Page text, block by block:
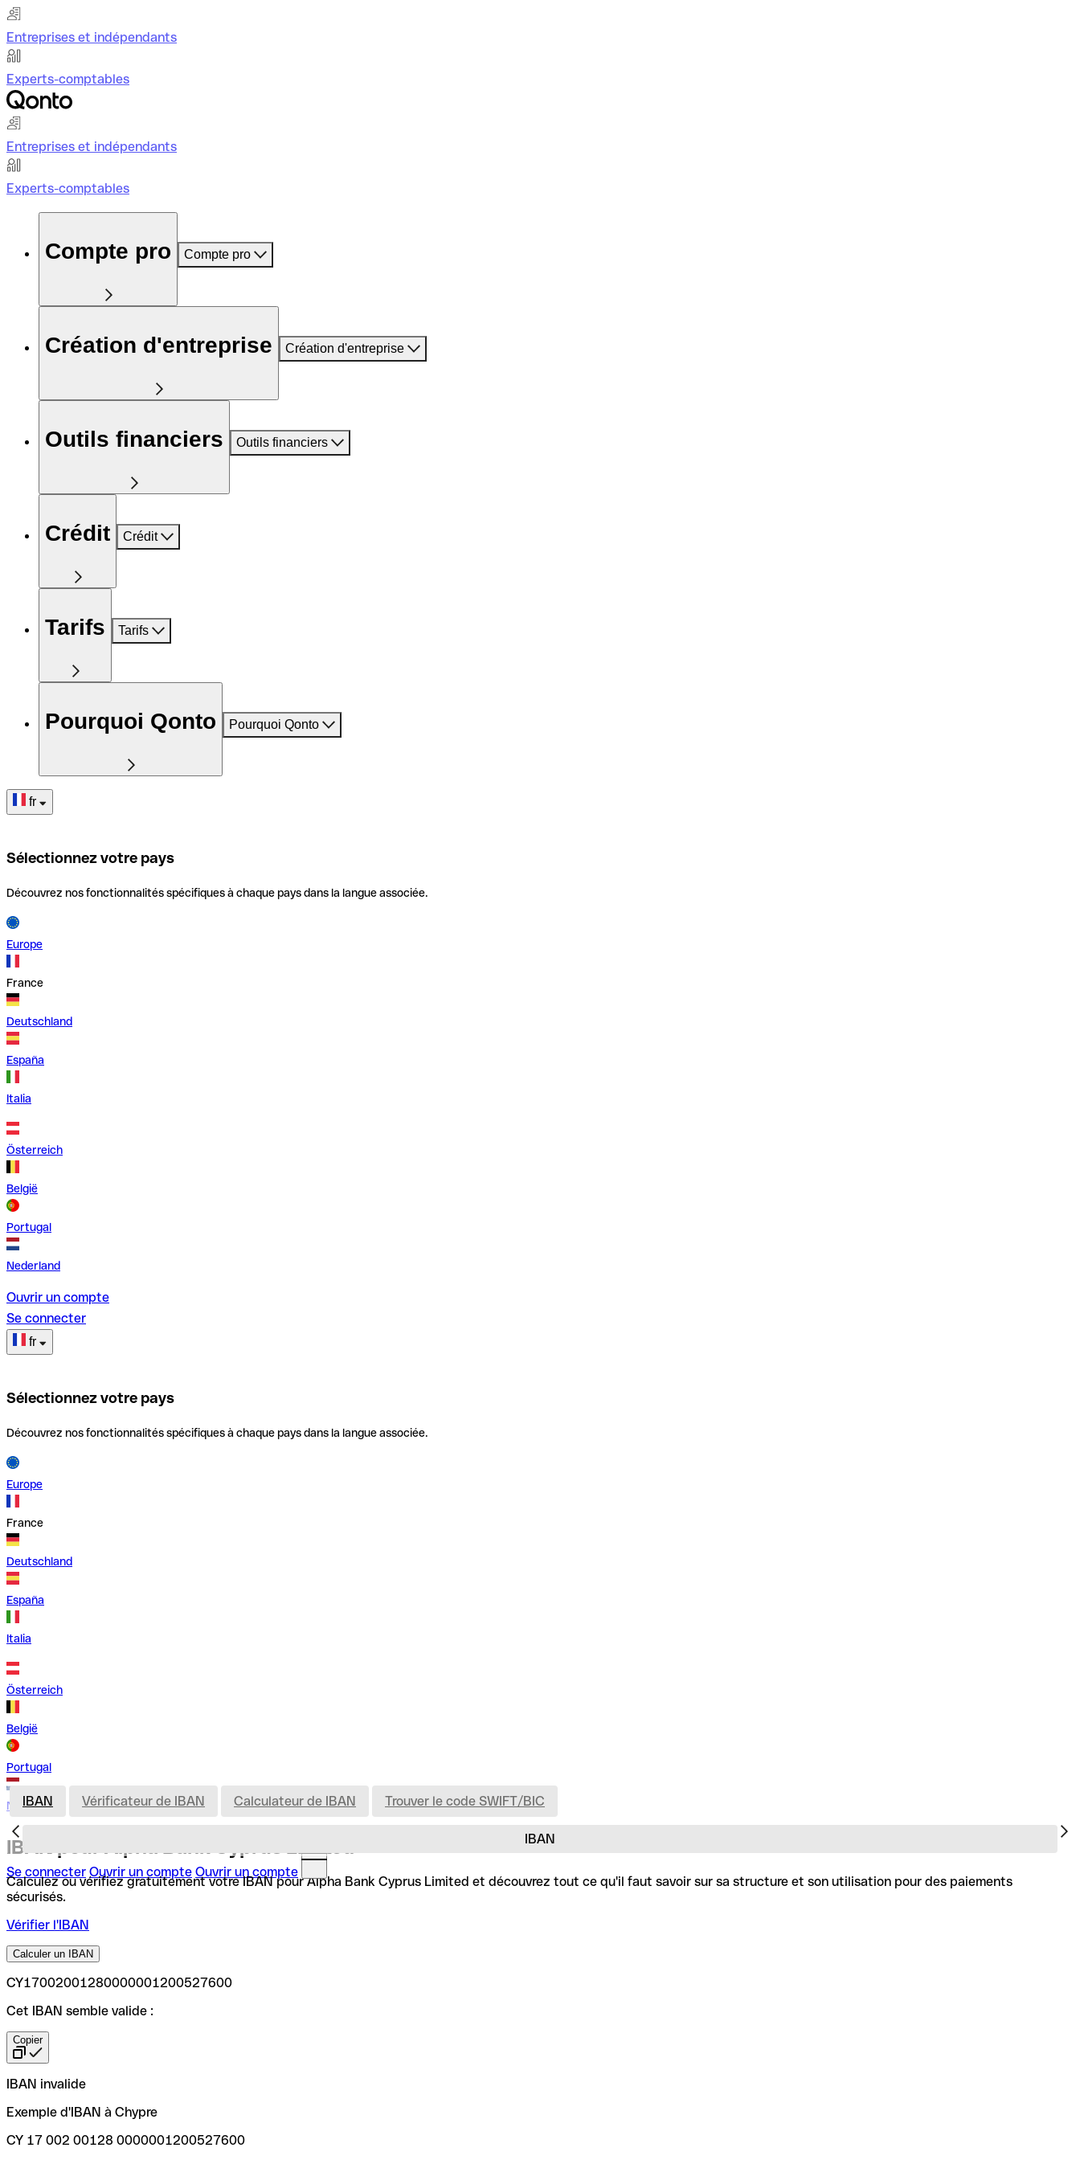
Entreprises et indépendants
Experts-comptables
Entreprises et indépendants
Experts-comptables
Compte pro Compte pro
Création d'entreprise Création d'entreprise
Outils financiers Outils financiers
Crédit Crédit
Tarifs Tarifs
Pourquoi Qonto Pourquoi Qonto
fr
Sélectionnez votre pays
Découvrez nos fonctionnalités spécifiques à chaque pays dans la langue associée.
Europe
France
Deutschland
España
Italia
Österreich
België
Portugal
Nederland
Ouvrir un compte
Se connecter
fr
Sélectionnez votre pays
Découvrez nos fonctionnalités spécifiques à chaque pays dans la langue associée.
Europe
France
Deutschland
España
Italia
Österreich
België
Portugal
Nederland
Se connecter Ouvrir un compte Ouvrir un compte
IBAN
IBAN Vérificateur de IBAN Calculateur de IBAN Trouver le code SWIFT/BIC
IBAN pour Alpha Bank Cyprus Limited
Calculez ou vérifiez gratuitement votre IBAN pour Alpha Bank Cyprus Limited et découvrez tout ce qu'il faut savoir sur sa structure et son utilisation pour des paiements
sécurisés.
Vérifier l'IBAN
Calculer un IBAN
CY17002001280000001200527600
Cet IBAN semble valide :
Copier
IBAN invalide
Exemple d'IBAN à Chypre
CY 17 002 00128 0000001200527600